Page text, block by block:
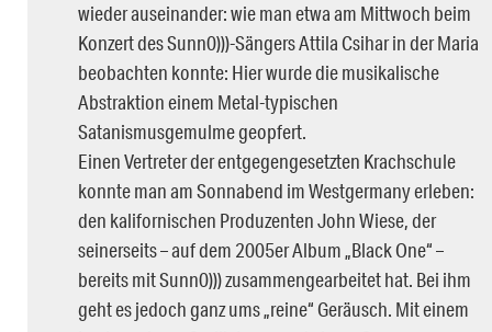
wieder auseinander: wie man etwa am Mittwoch beim
Konzert des Sunn0)))-Sängers Attila Csihar in der Maria
beobachten konnte: Hier wurde die musikalische
Abstraktion einem Metal-typischen
Satanismusgemulme geopfert.
Einen Vertreter der entgegengesetzten Krachschule
konnte man am Sonnabend im Westgermany erleben:
den kalifornischen Produzenten John Wiese, der
seinerseits – auf dem 2005er Album „Black One“ –
bereits mit Sunn0))) zusammengearbeitet hat. Bei ihm
geht es jedoch ganz ums „reine“ Geräusch. Mit einem